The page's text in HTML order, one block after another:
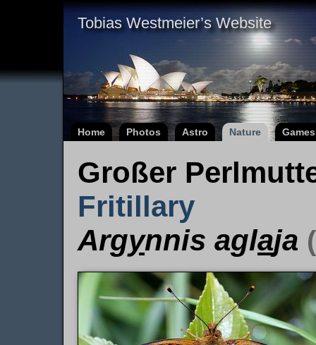
Tobias Westmeier’s Website
Home Photos Astro Nature Games
Großer
Fritillary
Argynnis aglaja